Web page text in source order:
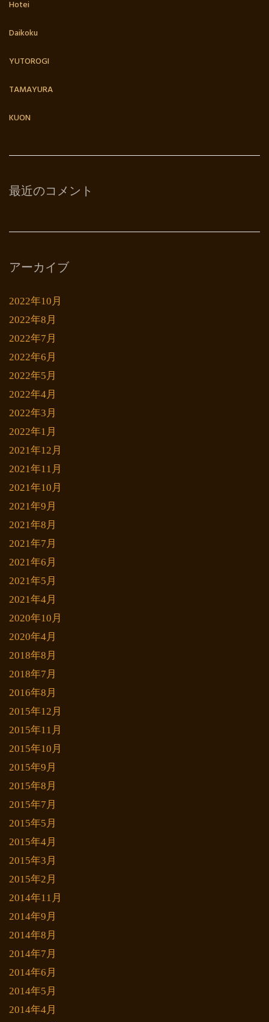
Hotei
Daikoku
YUTOROGI
TAMAYURA
KUON
最近のコメント
アーカイブ
2022年10月
2022年8月
2022年7月
2022年6月
2022年5月
2022年4月
2022年3月
2022年1月
2021年12月
2021年11月
2021年10月
2021年9月
2021年8月
2021年7月
2021年6月
2021年5月
2021年4月
2020年10月
2020年4月
2018年8月
2018年7月
2016年8月
2015年12月
2015年11月
2015年10月
2015年9月
2015年8月
2015年7月
2015年5月
2015年4月
2015年3月
2015年2月
2014年11月
2014年9月
2014年8月
2014年7月
2014年6月
2014年5月
2014年4月